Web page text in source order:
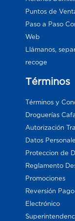
Puntos de
Paso a Paso
Web
Llámanos,
recoge
Términos
Términos y
Droguerías
Autorización
Datos
Proteccion de
Reglamento
Promociones
Reversión Pago
Electrónico